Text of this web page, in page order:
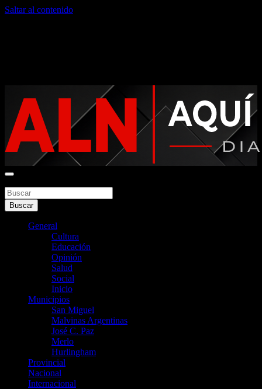
Saltar al contenido
Aquí La Noticia
Buscar
General
Cultura
Educación
Opinión
Salud
Social
Inicio
Municipios
San Miguel
Malvinas Argentinas
José C. Paz
Merlo
Hurlingham
Provincial
Nacional
Internacional